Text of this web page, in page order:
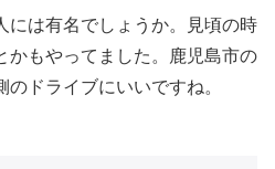
には有名でしょうか。見頃の時
かもやってました。鹿児島市の
ドライブにいいですね。